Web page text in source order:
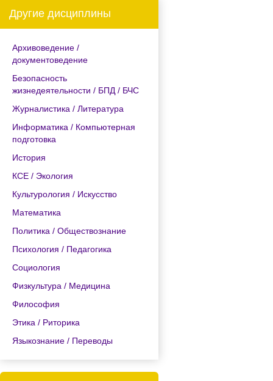
Другие дисциплины
Архивоведение /
документоведение
Безопасность
жизнедеятельности / БПД / БЧС
Журналистика / Литература
Информатика / Компьютерная
подготовка
История
КСЕ / Экология
Культурология / Искусство
Математика
Политика / Обществознание
Психология / Педагогика
Социология
Физкультура / Медицина
Философия
Этика / Риторика
Языкознание / Переводы